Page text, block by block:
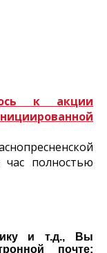
к акции
полностью
и т.д., Вы
почте: